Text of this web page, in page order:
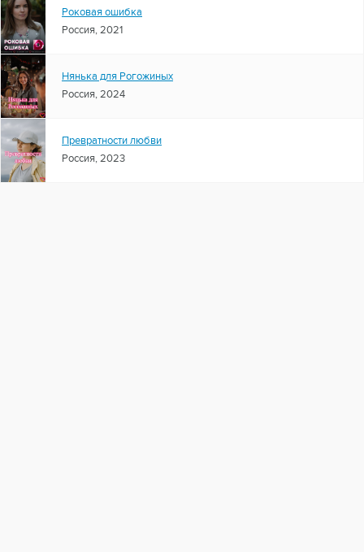
Роковая ошибка
Россия, 2021
Нянька для Рогожиных
Россия, 2024
Превратности любви
Россия, 2023